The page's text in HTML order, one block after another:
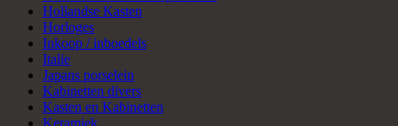
Hollandse Kasten
Horloges
Inkoop / inboedels
Italie
Japans porselein
Kabinetten divers
Kasten en Kabinetten
Keramiek